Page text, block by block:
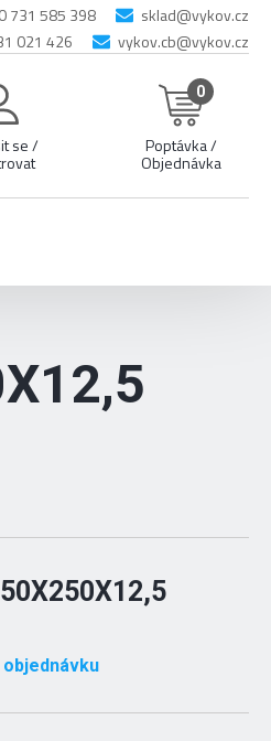
731 585 398
sklad@vykov.cz
021 426 vykov.cb@vykov.cz
se /
0
Poptávka /
Objednávka
objednávku